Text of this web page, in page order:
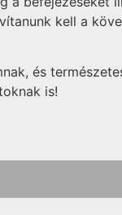
kell a
és
is!